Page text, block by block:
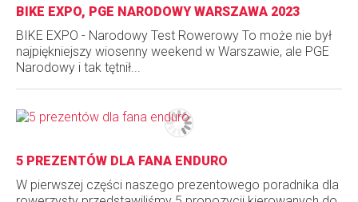
BIKE EXPO, PGE NARODOWY WARSZAWA 2023
BIKE EXPO - Narodowy Test Rowerowy To może nie był
najpiękniejszy wiosenny weekend w Warszawie, ale PGE
Narodowy i tak tętnił...
5 PREZENTÓW DLA FANA ENDURO
W pierwszej części naszego prezentowego poradnika dla